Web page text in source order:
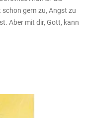
gern zu, Angst zu
Aber mit dir, Gott, kann